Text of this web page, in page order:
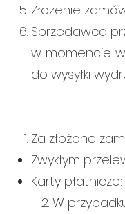
Złożenie
Sprzedawca
w momencie
do wysyłki
Za złożone
Zwykłym
Karty
2. W